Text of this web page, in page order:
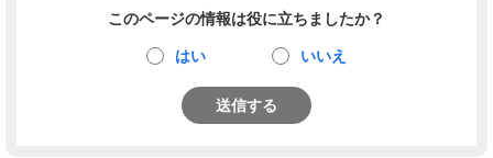
このページの情報は役に立ちましたか？
はい いいえ
送信する